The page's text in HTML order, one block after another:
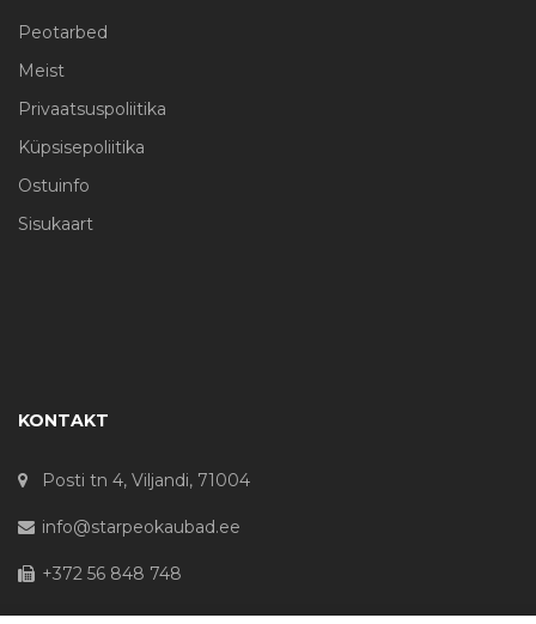
Peotarbed
Meist
Privaatsuspoliitika
Küpsisepoliitika
Ostuinfo
Sisukaart
KONTAKT
Posti tn 4, Viljandi, 71004
info@starpeokaubad.ee
+372 56 848 748